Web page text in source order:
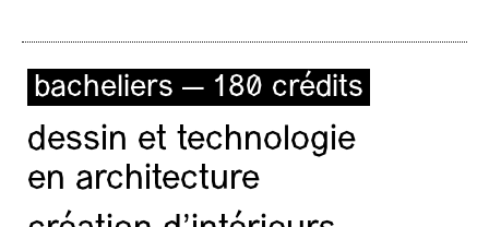
bacheliers — 180 crédits
dessin et technologie
en architecture